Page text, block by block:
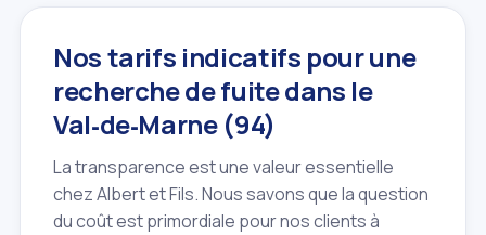
Nos tarifs indicatifs pour une
recherche de fuite dans le
Val‑de‑Marne (94)
La transparence est une valeur essentielle
chez Albert et Fils. Nous savons que la question
du coût est primordiale pour nos clients à